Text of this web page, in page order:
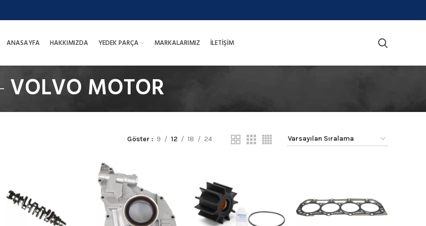
ANASAYFA HAKKIMIZDA YEDEK PARÇA MARKALARIMIZ İLETIŞIM
VOLVO MOTOR
Göster 9 12 18 24